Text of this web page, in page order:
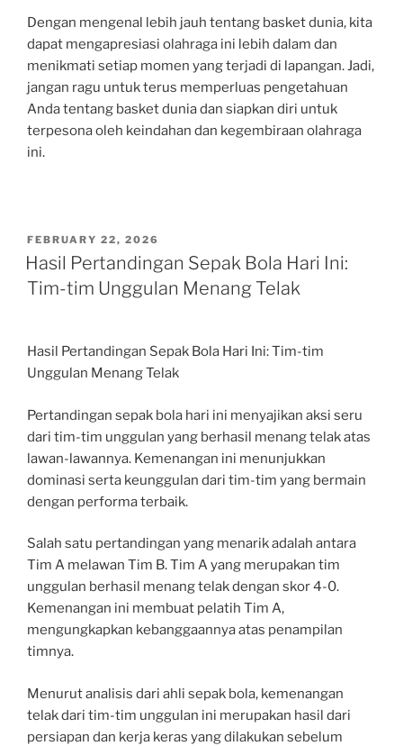
Dengan mengenal lebih jauh tentang basket dunia, kita
dapat mengapresiasi olahraga ini lebih dalam dan
menikmati setiap momen yang terjadi di lapangan. Jadi,
jangan ragu untuk terus memperluas pengetahuan
Anda tentang basket dunia dan siapkan diri untuk
terpesona oleh keindahan dan kegembiraan olahraga
ini.
POSTED
ON
FEBRUARY 22, 2026
Hasil Pertandingan Sepak Bola Hari Ini:
Tim-tim Unggulan Menang Telak
Hasil Pertandingan Sepak Bola Hari Ini: Tim-tim
Unggulan Menang Telak
Pertandingan sepak bola hari ini menyajikan aksi seru
dari tim-tim unggulan yang berhasil menang telak atas
lawan-lawannya. Kemenangan ini menunjukkan
dominasi serta keunggulan dari tim-tim yang bermain
dengan performa terbaik.
Salah satu pertandingan yang menarik adalah antara
Tim A melawan Tim B. Tim A yang merupakan tim
unggulan berhasil menang telak dengan skor 4-0.
Kemenangan ini membuat pelatih Tim A,
mengungkapkan kebanggaannya atas penampilan
timnya.
Menurut analisis dari ahli sepak bola, kemenangan
telak dari tim-tim unggulan ini merupakan hasil dari
persiapan dan kerja keras yang dilakukan sebelum